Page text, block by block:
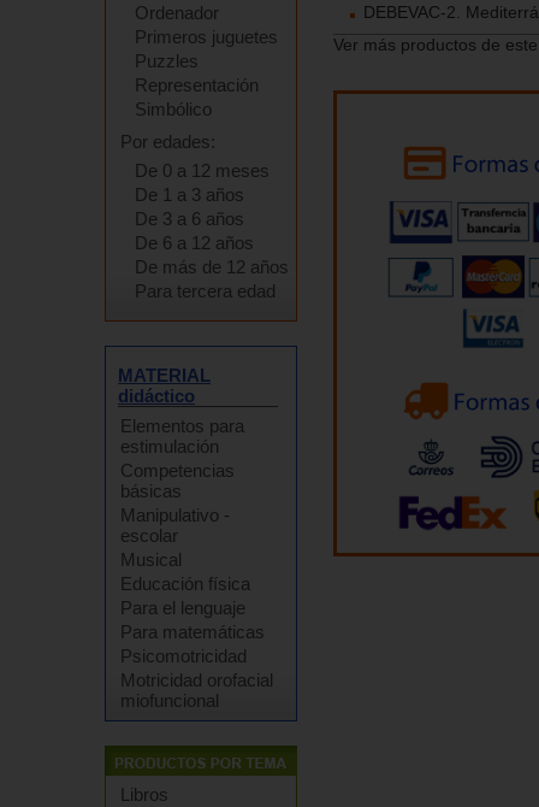
Ordenador
Primeros juguetes
Puzzles
Representación
Simbólico
Por edades:
De 0 a 12 meses
De 1 a 3 años
De 3 a 6 años
De 6 a 12 años
De más de 12 años
Para tercera edad
MATERIAL
didáctico
Elementos para
estimulación
Competencias
básicas
Manipulativo -
escolar
Musical
Educación física
Para el lenguaje
Para matemáticas
Psicomotricidad
Motricidad orofacial
miofuncional
Libros
DEBEVAC-2.
Ver más productos de